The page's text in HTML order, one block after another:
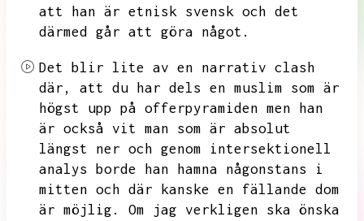
att han är etnisk svensk och det
därmed går att göra något.
Det blir lite av en narrativ clash
där,
att du har dels en muslim som är
högst upp på offerpyramiden men han
är också vit man som är absolut
längst ner och genom intersektionell
analys borde han hamna någonstans i
mitten och där kanske en fällande dom
är möjlig.
Om jag verkligen ska önska